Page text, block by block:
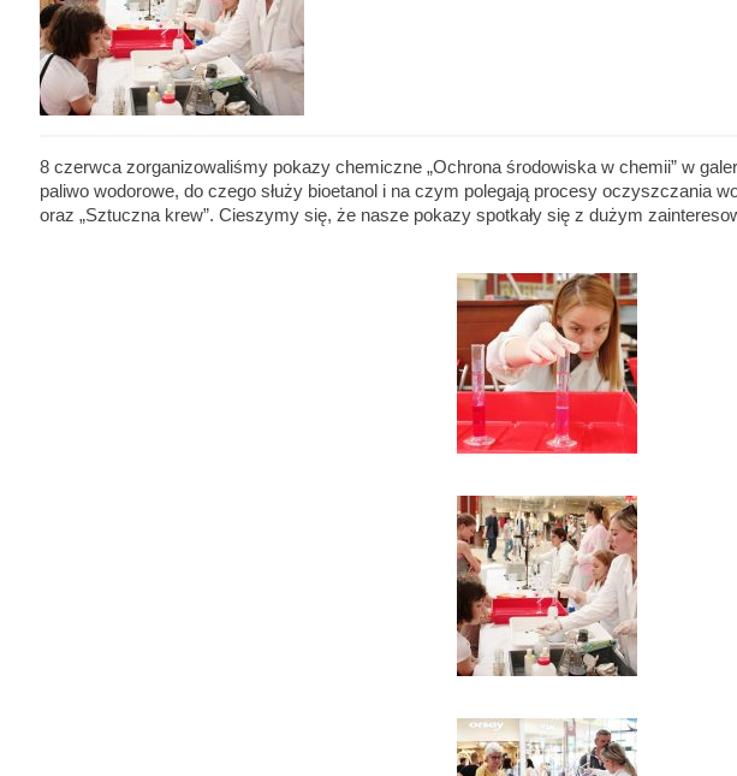
8 czerwca zorganizowaliśmy pokazy chemiczne „Ochrona środowiska w chemii” w
paliwo wodorowe, do czego służy bioetanol i na czym polegają procesy oczyszczania
oraz „Sztuczna krew”. Cieszymy się, że nasze pokazy spotkały się z dużym